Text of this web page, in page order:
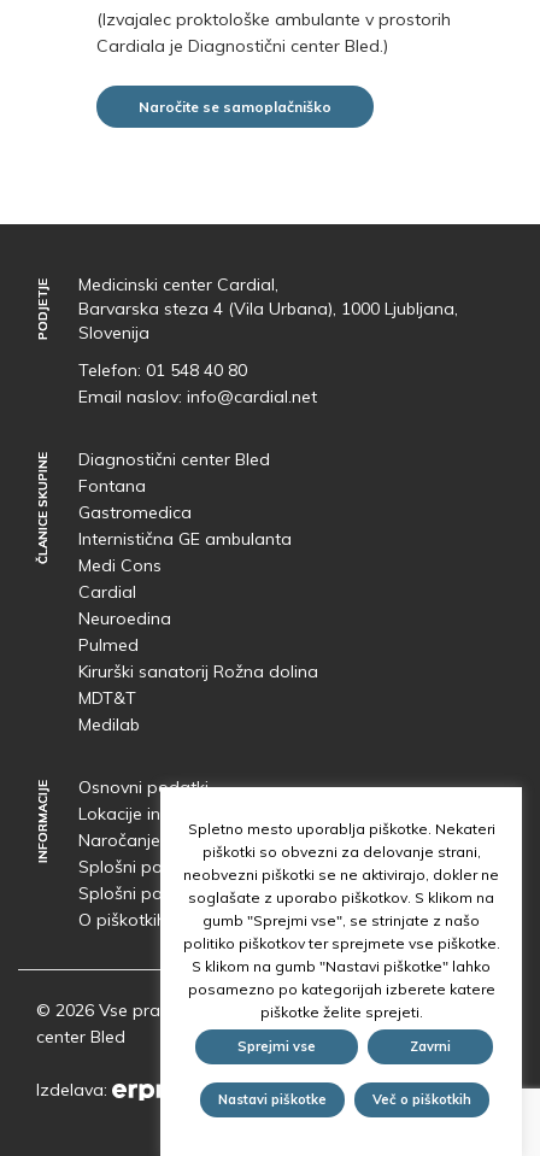
(Izvajalec proktološke ambulante v prostorih
Cardiala je Diagnostični center Bled.)
Naročite se samoplačniško
PODJETJE
PODJETJE
Medicinski center Cardial,
Barvarska steza 4 (Vila Urbana), 1000 Ljubljana,
Slovenija
Telefon: 01 548 40 80
Email naslov: info@cardial.net
ČLANICE SKUPINE
ČLANICE SKUPINE
Diagnostični center Bled
Fontana
Gastromedica
Internistična GE ambulanta
Medi Cons
Cardial
Neuroedina
Pulmed
Kirurški sanatorij Rožna dolina
MDT&T
Medilab
INFORMACIJE
INFORMACIJE
Osnovni podatki
Lokacije in dostop
Naročanje
čakalne dobe
Splošni pogoji obdelave osebnih podatkov
Splošni pogoji uporabe spletnega mesta
O piškotkih
© 2026 Vse pravice pridržane | Skupina Diagnostični
center Bled
Izdelava:
Spletno mesto uporablja piškotke. Nekateri
piškotki so obvezni za delovanje strani,
neobvezni piškotki se ne aktivirajo, dokler ne
soglašate z uporabo piškotkov. S klikom na
gumb "Sprejmi vse", se strinjate z našo
politiko piškotkov ter sprejmete vse piškotke.
S klikom na gumb "Nastavi piškotke" lahko
posamezno po kategorijah izberete katere
piškotke želite sprejeti.
Sprejmi vse Zavrni
Nastavi piškotke Več o piškotkih